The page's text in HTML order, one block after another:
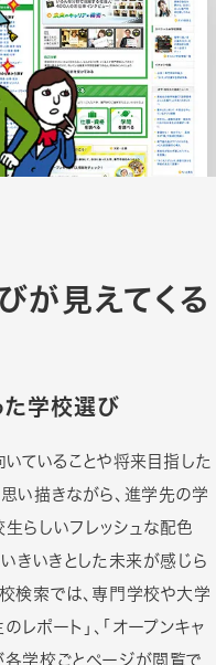
が見えてくる
た学校選び
いていることや将来目指した
い描きながら、進学先の学
らしいフレッシュな配色
いきいきとした未来が感じら
検索では、専門学校や大学
レポート」、「オープンキャ
各学校ごとページが閲覧で